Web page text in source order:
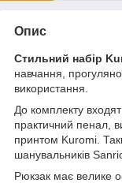
Опис
Стильний набір
навчання,
використання.
До комплекту
практичний пенал,
принтом Kuromi.
шанувальників
Рюкзак має велике